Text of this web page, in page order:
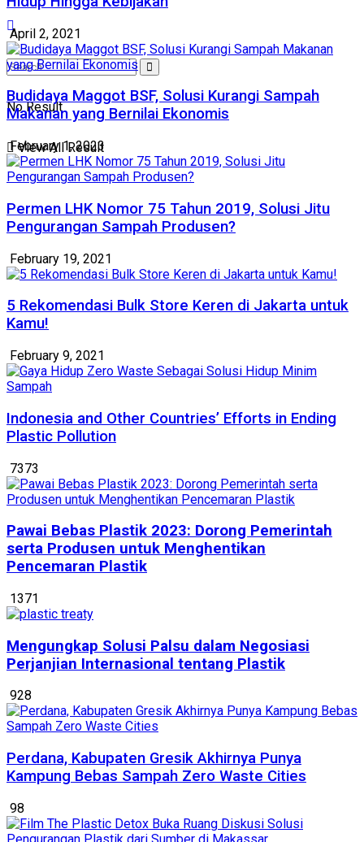
No Result
View All Result
April 2, 2021
Budidaya Maggot BSF, Solusi Kurangi Sampah
Makanan yang Bernilai Ekonomis
February 1, 2023
Permen LHK Nomor 75 Tahun 2019, Solusi Jitu
Pengurangan Sampah Produsen?
February 19, 2021
5 Rekomendasi Bulk Store Keren di Jakarta untuk
Kamu!
February 9, 2021
Indonesia and Other Countries’ Efforts in Ending
Plastic Pollution
7373
Pawai Bebas Plastik 2023: Dorong Pemerintah
serta Produsen untuk Menghentikan
Pencemaran Plastik
1371
Mengungkap Solusi Palsu dalam Negosiasi
Perjanjian Internasional tentang Plastik
928
Perdana, Kabupaten Gresik Akhirnya Punya
Kampung Bebas Sampah Zero Waste Cities
98